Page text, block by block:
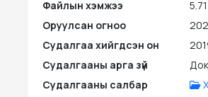
Файлын хэмжээ
Оруулсан огноо
Судалгаа хийгдсэн он
Судалгааны арга зүй
Судалгааны салбар